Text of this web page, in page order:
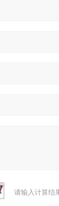
请输入计算结